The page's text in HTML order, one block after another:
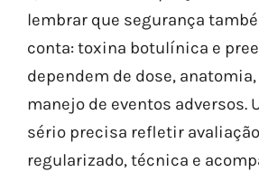
lembrar que segurança
conta: toxina botulínica e
dependem de dose,
manejo de eventos adversos.
sério precisa refletir
regularizado, técnica e